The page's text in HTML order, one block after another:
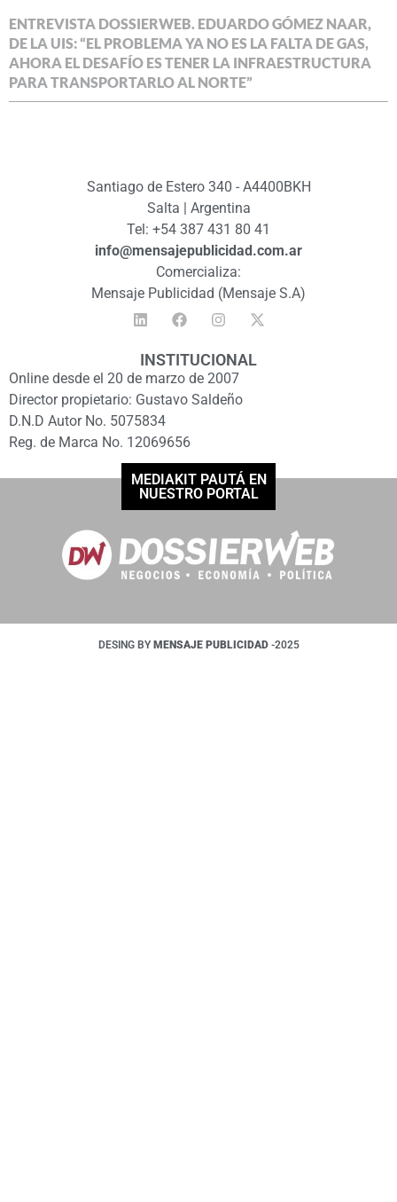
ENTREVISTA DOSSIERWEB. EDUARDO GÓMEZ NAAR,
DE LA UIS: “EL PROBLEMA YA NO ES LA FALTA DE GAS,
AHORA EL DESAFÍO ES TENER LA INFRAESTRUCTURA
PARA TRANSPORTARLO AL NORTE”
Santiago de Estero 340 - A4400BKH
Salta | Argentina
Tel: +54 387 431 80 41
info@mensajepublicidad.com.ar
Comercializa:
Mensaje Publicidad (Mensaje S.A)
INSTITUCIONAL
Online desde el 20 de marzo de 2007
Director propietario: Gustavo Saldeño
D.N.D Autor No. 5075834
Reg. de Marca No. 12069656
MEDIAKIT PAUTÁ EN
NUESTRO PORTAL
DESING BY MENSAJE PUBLICIDAD -2025